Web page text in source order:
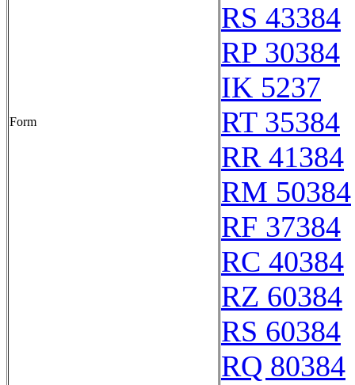
Form
RS 43384
RP 30384
IK 5237
RT 35384
RR 41384
RM 50384
RF 37384
RC 40384
RZ 60384
RS 60384
RQ 80384